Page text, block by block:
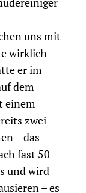
uns mit
wirklich
er im
dem
einem
zwei
– das
fast 50
und wird
– es